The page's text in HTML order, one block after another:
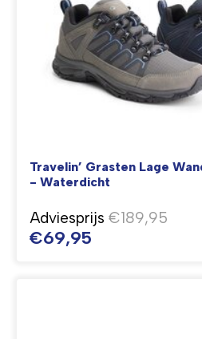
Travelin’ Grasten Lage
- Waterdicht
Adviesprijs €189,95
€69,95